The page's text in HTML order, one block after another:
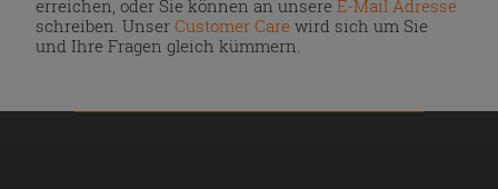
erreichen, oder Sie können an unsereE-Mail Adresse
schreiben. UnserCustomer Care wird sich um Sie
und Ihre Fragen gleich kümmern.